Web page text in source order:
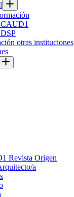
CAUD1
otras instituciones
Revista Origen
a